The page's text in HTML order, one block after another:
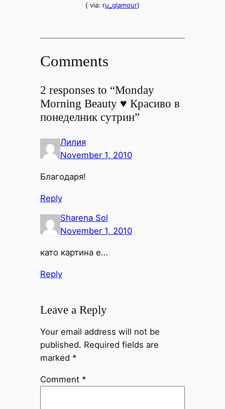
{ via: ru_glamour}
Comments
2 responses to “Monday
Morning Beauty ♥ Красиво в
понеделник сутрин”
Лилия
November 1, 2010
Благодаря!
Reply
Sharena Sol
November 1, 2010
като картина е…
Reply
Leave a Reply
Your email address will not be
published. Required fields are
marked *
Comment *